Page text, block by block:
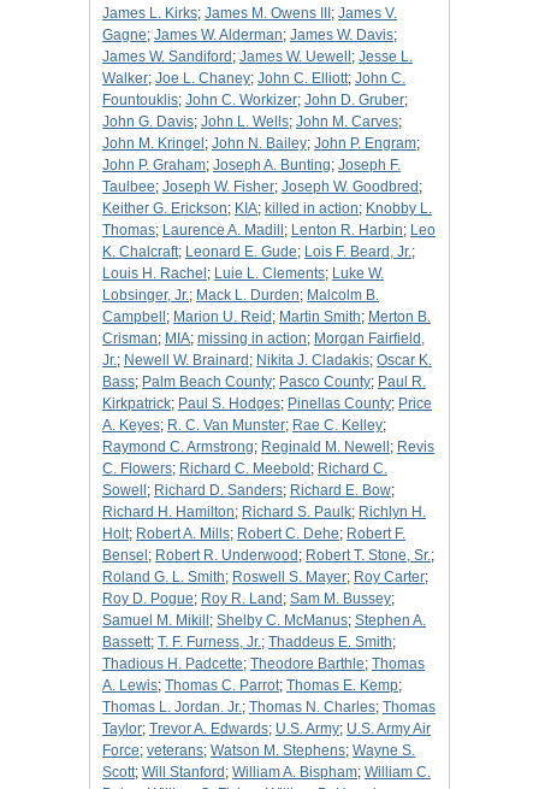
James L. Kirks; James M. Owens III ; James V.
Gagne; James W. Alderman; James W. Davis;
James W. Sandiford ; James W. Uewell ; Jesse L.
Walker; Joe L. Chaney; John C. Elliott; John C.
Fountouklis; John C. Workizer; John D. Gruber;
John G. Davis; John L. Wells; John M. Carves;
John M. Kringel ; John N. Bailey; John P. Engram;
John P. Graham; Joseph A. Bunting; Joseph F.
Taulbee; Joseph W. Fisher; Joseph W. Goodbred ;
Keither G. Erickson; KIA; killed in action; Knobby L.
Thomas; Laurence A. Madill ; Lenton R. Harbin; Leo
K. Chalcraft; Leonard E. Gude; Lois F. Beard, Jr.;
Louis H. Rachel ; Luie L. Clements; Luke W.
Lobsinger, Jr.; Mack L. Durden; Malcolm B.
Campbell ; Marion U. Reid ; Martin Smith; Merton B.
Crisman; MIA; missing in action; Morgan Fairfield,
Jr.; Newell W. Brainard ; Nikita J. Cladakis; Oscar K.
Bass; Palm Beach County; Pasco County; Paul R.
Kirkpatrick; Paul S. Hodges; Pinellas County; Price
A. Keyes; R. C. Van Munster; Rae C. Kelley;
Raymond C. Armstrong; Reginald M. Newell ; Revis
C. Flowers; Richard C. Meebold ; Richard C.
Sowell ; Richard D. Sanders; Richard E. Bow;
Richard H. Hamilton; Richard S. Paulk; Richlyn H.
Holt; Robert A. Mills; Robert C. Dehe; Robert F.
Bensel ; Robert R. Underwood ; Robert T. Stone, Sr.;
Roland G. L. Smith; Roswell S. Mayer; Roy Carter;
Roy D. Pogue; Roy R. Land ; Sam M. Bussey;
Samuel M. Mikill ; Shelby C. McManus; Stephen A.
Bassett; T. F. Furness, Jr.; Thaddeus E. Smith;
Thadious H. Padcette; Theodore Barthle; Thomas
A. Lewis; Thomas C. Parrot; Thomas E. Kemp;
Thomas L. Jordan. Jr.; Thomas N. Charles; Thomas
Taylor; Trevor A. Edwards; U.S. Army; U.S. Army Air
Force; veterans; Watson M. Stephens; Wayne S.
Scott; Will Stanford ; William A. Bispham; William C.